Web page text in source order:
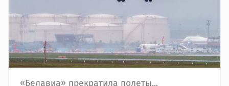
«Белавиа» прекратила полеты...